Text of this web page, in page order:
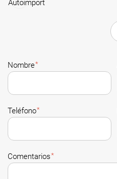
Nombre*
Teléfono*
Comentarios*